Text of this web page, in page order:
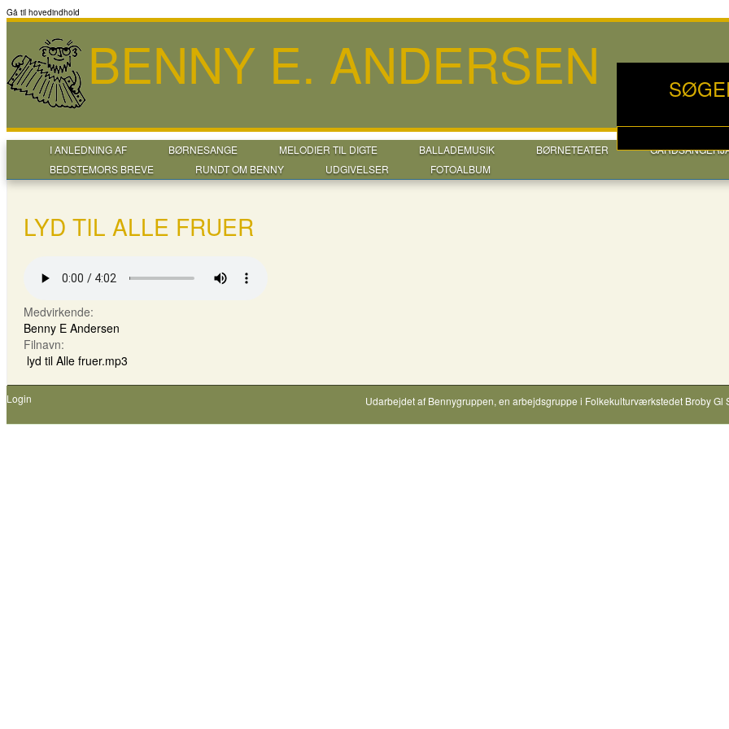
Gå til hovedindhold
BENNY E. ANDERSEN
I ANLEDNING AF BØRNESANGE MELODIER TIL DIGTE BALLADEMUSIK BØRNETEATER
BEDSTEMORS BREVE
RUNDT OM BENNY UDGIVELSER FOTOALBUM
LYD TIL ALLE FRUER
Medvirkende:
Benny E Andersen
Filnavn:
lyd til Alle fruer.mp3
Login Udarbejdet af Bennygruppen, en arbejdsgruppe i Folkekulturværkstedet Broby Gl